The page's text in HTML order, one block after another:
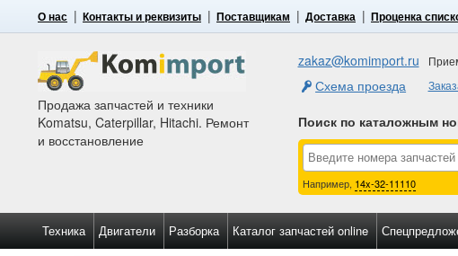
О нас Контакты и реквизиты Поставщикам Доставка Проценка
Продажа запчастей и техники
Komatsu, Caterpillar, Hitachi. Ремонт
и восстановление
zakaz@komimport.ru
Схема проезда
Поиск по каталожным
Например, 14x-32-11110
Техника Двигатели Разборка Каталог запчастей online